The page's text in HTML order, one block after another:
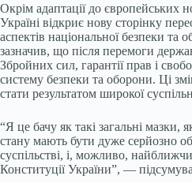
Окрім адаптації до європейських
Україні відкриє нову сторінку
аспектів національної безпеки та
зазначив, що після перемоги
Збройних сил, гарантії прав і
систему безпеки та оборони. Ці
стати результатом широкої
“Я це бачу як такі загальні мазки,
стану мають бути дуже серйозно
суспільстві, і, можливо,
Конституції України”, —